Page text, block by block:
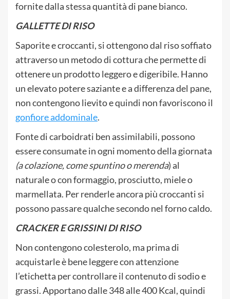
fornite dalla stessa quantità di pane bianco.
GALLETTE DI RISO
Saporite e croccanti, si ottengono dal riso soffiato
attraverso un metodo di cottura che permette di
ottenere un prodotto leggero e digeribile. Hanno
un elevato potere saziante e a differenza del pane,
non contengono lievito e quindi non favoriscono il
gonfiore addominale.
Fonte di carboidrati ben assimilabili, possono
essere consumate in ogni momento della giornata
(a colazione, come spuntino o merenda) al
naturale o con formaggio, prosciutto, miele o
marmellata. Per renderle ancora più croccanti si
possono passare qualche secondo nel forno caldo.
CRACKER E GRISSINI DI RISO
Non contengono colesterolo, ma prima di
acquistarle è bene leggere con attenzione
l’etichetta per controllare il contenuto di sodio e
grassi. Apportano dalle 348 alle 400 Kcal, quindi